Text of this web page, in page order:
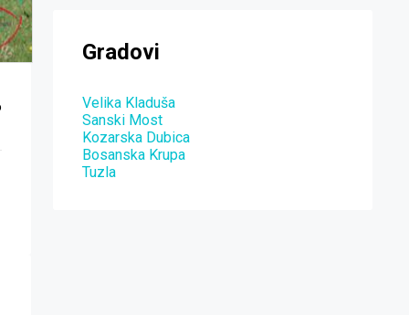
Gradovi
Velika Kladuša
Sanski Most
Kozarska Dubica
Bosanska Krupa
Tuzla